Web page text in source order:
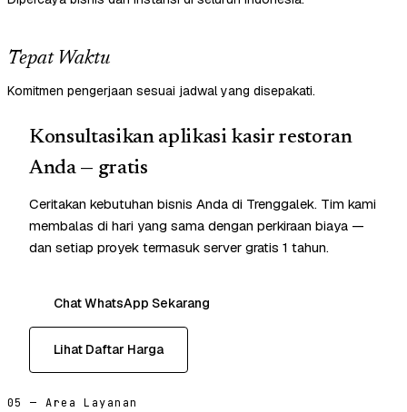
Tepat Waktu
Komitmen pengerjaan sesuai jadwal yang disepakati.
Konsultasikan aplikasi kasir restoran
Anda — gratis
Ceritakan kebutuhan bisnis Anda di Trenggalek. Tim kami
membalas di hari yang sama dengan perkiraan biaya —
dan setiap proyek termasuk server gratis 1 tahun.
Chat WhatsApp Sekarang
Lihat Daftar Harga
05 — Area Layanan